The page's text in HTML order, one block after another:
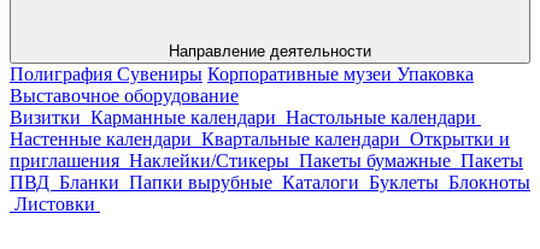
Направление деятельности
Полиграфия Сувениры Корпоративные музеи Упаковка
Выставочное оборудование
Визитки Карманные календари Настольные календари
Настенные календари Квартальные календари Открытки и
приглашения Наклейки/Стикеры Пакеты бумажные Пакеты
ПВД Бланки Папки вырубные Каталоги Буклеты Блокноты
Листовки